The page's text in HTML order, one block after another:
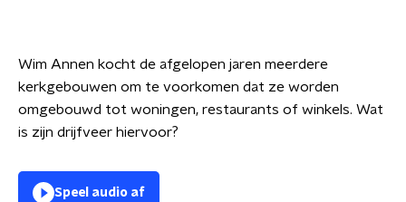
Wim Annen kocht de afgelopen jaren meerdere
kerkgebouwen om te voorkomen dat ze worden
omgebouwd tot woningen, restaurants of winkels. Wat
is zijn drijfveer hiervoor?
Speel audio af